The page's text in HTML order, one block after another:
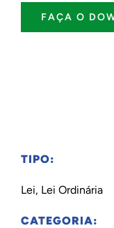
FAÇA O
TIPO:
Lei, Lei Ordinária
CATEGORIA: